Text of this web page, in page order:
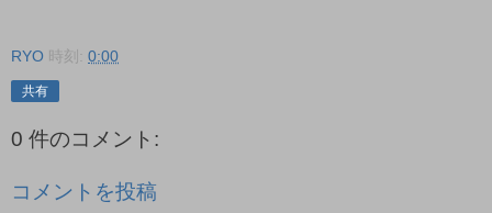
RYO 時刻: 0:00
共有
0 件のコメント:
コメントを投稿